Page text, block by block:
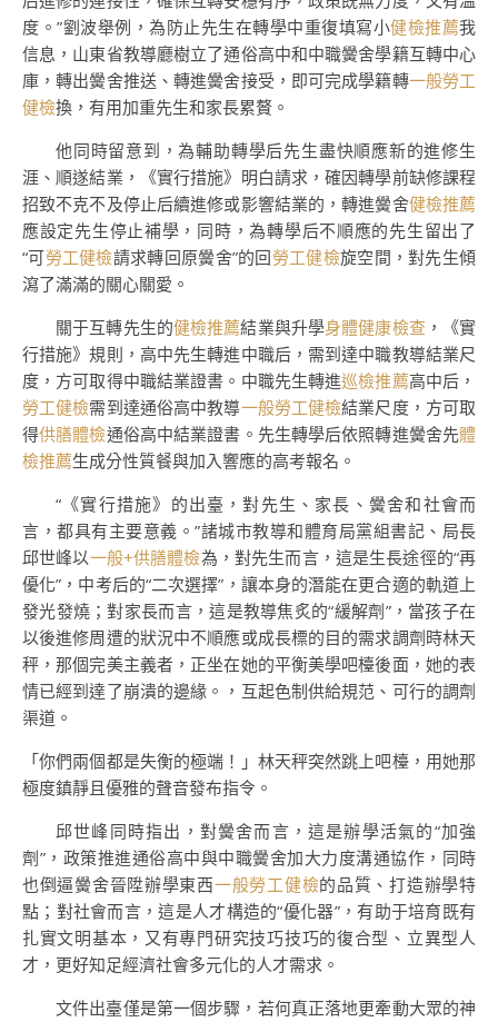
度。”劉波舉例，為防止先生在轉學中重復填寫小健檢推薦我
信息，山東省教導廳樹立了通俗高中和中職黌舍學籍互轉中心
庫，轉出黌舍推送、轉進黌舍接受，即可完成學籍轉一般勞工
健檢換，有用加重先生和家長累贅。
他同時留意到，為輔助轉學后先生盡快順應新的進修生
涯、順遂結業，《實行措施》明白請求，確因轉學前缺修課程
招致不克不及停止后續進修或影響結業的，轉進黌舍健檢推薦
應設定先生停止補學，同時，為轉學后不順應的先生留出了
“可勞工健檢請求轉回原黌舍”的回勞工健檢旋空間，對先生傾
瀉了滿滿的關心關愛。
關于互轉先生的健檢推薦結業與升學身體健康檢查，《實
行措施》規則，高中先生轉進中職后，需到達中職教導結業尺
度，方可取得中職結業證書。中職先生轉進巡檢推薦高中后，
勞工健檢需到達通俗高中教導一般勞工健檢結業尺度，方可取
得供膳體檢通俗高中結業證書。先生轉學后依照轉進黌舍先體
檢推薦生成分性質餐與加入響應的高考報名。
“《實行措施》的出臺，對先生、家長、黌舍和社會而
言，都具有主要意義。”諸城市教導和體育局黨組書記、局長
邱世峰以一般+供膳體檢為，對先生而言，這是生長途徑的“再
優化”，中考后的“二次選擇”，讓本身的潛能在更合適的軌道上
發光發燒；對家長而言，這是教導焦炙的“緩解劑”，當孩子在
以後進修周遭的狀況中不順應或成長標的目的需求調劑時林天
秤，那個完美主義者，正坐在她的平衡美學吧檯後面，她的表
情已經到達了崩潰的邊緣。，互起色制供給規范、可行的調劑
渠道。
「你們兩個都是失衡的極端！」林天秤突然跳上吧檯，用她那
極度鎮靜且優雅的聲音發布指令。
邱世峰同時指出，對黌舍而言，這是辦學活氣的“加強
劑”，政策推進通俗高中與中職黌舍加大力度溝通協作，同時
也倒逼黌舍晉陞辦學東西一般勞工健檢的品質、打造辦學特
點；對社會而言，這是人才構造的“優化器”，有助于培育既有
扎實文明基本，又有專門研究技巧技巧的復合型、立異型人
才，更好知足經濟社會多元化的人才需求。
文件出臺僅是第一個步驟，若何真正落地更牽動大眾的神